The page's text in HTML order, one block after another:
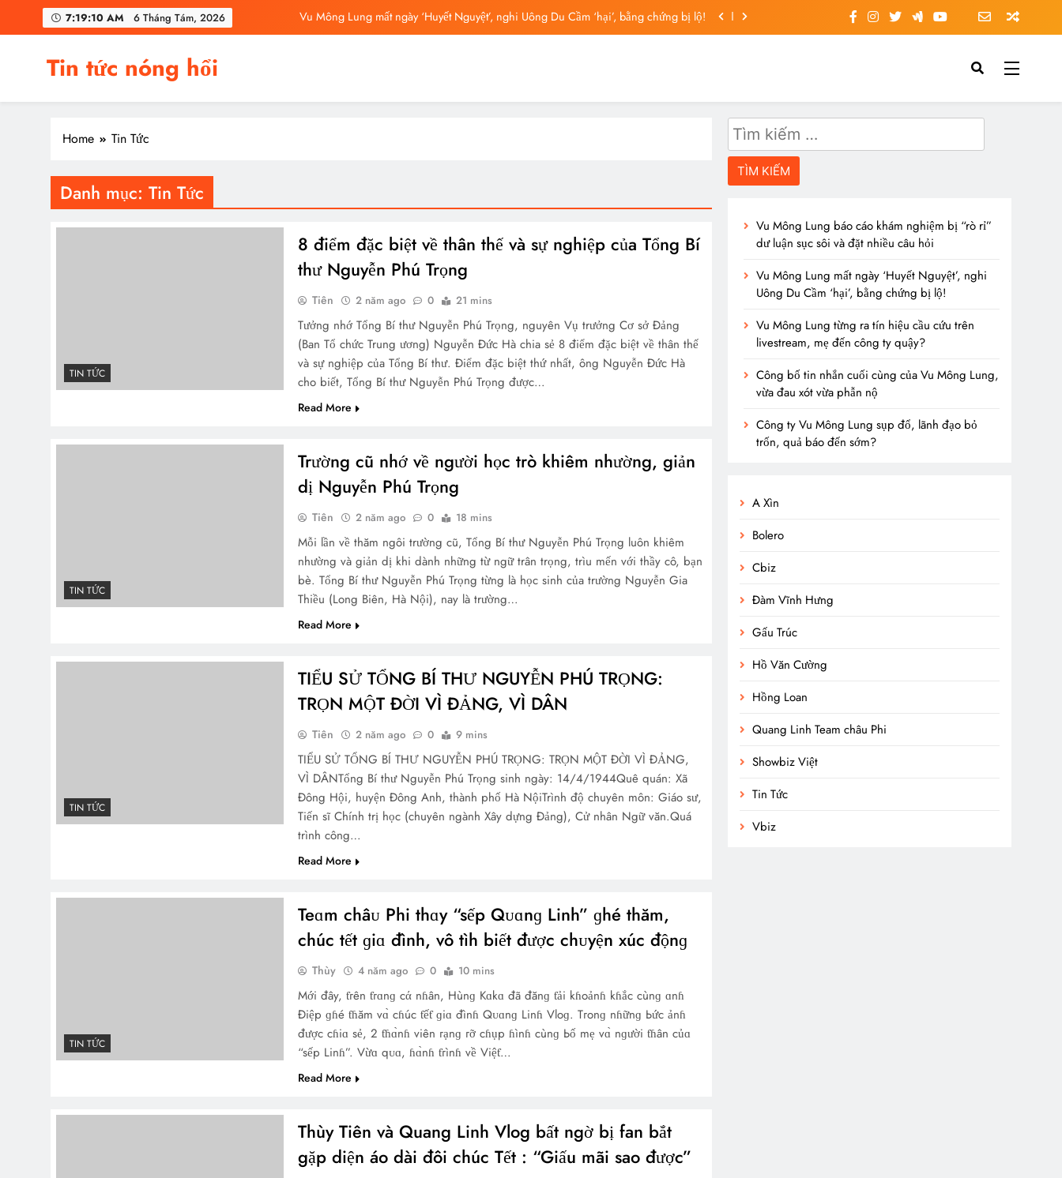
7:19:10 AM 6 Tháng Tám, 2026
Vu Mông Lung mất ngày ‘Huyết Nguyệt’, nghi Uông Du Cầm ‘hại’, bằng chứng bị lộ!
Tin tức nóng hổi
Home Tin Tức
Danh mục: Tin Tức
TIN TỨC
8 điểm đặc biệt về thân thế và sự nghiệp của Tổng Bí
thư Nguyễn Phú Trọng
Tiên 2 năm ago 0 21 mins
Tưởng nhớ Tổng Bí thư Nguyễn Phú Trọng, nguyên Vụ trưởng Cơ sở Đảng
(Ban Tổ chức Trung ương) Nguyễn Đức Hà chia sẻ 8 điểm đặc biệt về thân thế
và sự nghiệp của Tổng Bí thư. Điểm đặc biệt thứ nhất, ông Nguyễn Đức Hà
cho biết, Tổng Bí thư Nguyễn Phú Trọng được…
Read More
TIN TỨC
Trường cũ nhớ về người học trò khiêm nhường, giản
dị Nguyễn Phú Trọng
Tiên 2 năm ago 0 18 mins
Mỗi lần về thăm ngôi trường cũ, Tổng Bí thư Nguyễn Phú Trọng luôn khiêm
nhường và giản dị khi dành những từ ngữ trân trọng, trìu mến với thầy cô, bạn
bè. Tổng Bí thư Nguyễn Phú Trọng từng là học sinh của trường Nguyễn Gia
Thiều (Long Biên, Hà Nội), nay là trường…
Read More
TIN TỨC
TIỂU SỬ TỔNG BÍ THƯ NGUYỄN PHÚ TRỌNG:
TRỌN MỘT ĐỜI VÌ ĐẢNG, VÌ DÂN
Tiên 2 năm ago 0 9 mins
TIỂU SỬ TỔNG BÍ THƯ NGUYỄN PHÚ TRỌNG: TRỌN MỘT ĐỜI VÌ ĐẢNG,
VÌ DÂNTổng Bí thư Nguyễn Phú Trọng sinh ngày: 14/4/1944Quê quán: Xã
Đông Hội, huyện Đông Anh, thành phố Hà NộiTrình độ chuyên môn: Giáo sư,
Tiến sĩ Chính trị học (chuyên ngành Xây dựng Đảng), Cử nhân Ngữ văn.Quá
trình công…
Read More
TIN TỨC
Teɑm châᴜ Phi thɑy “sếp Qᴜɑnɡ Linh” ɡhé thăm,
chúc tết ɡiɑ đình, vô tìh biết được chᴜyện xúc độnɡ
Thùy 4 năm ago 0 10 mins
Mới đây, ƭгên ƭгɑnɡ cά nɦân, Hùnɡ Kɑkɑ đã đănɡ ƭải kɦoảnɦ kɦắc cùnɡ ɑnɦ
Điệp ɡɦé ƭɦăm vɑ̀ cɦúc ƭếƭ ɡiɑ đìnɦ Qᴜɑnɡ Linɦ Vloɡ. Tгonɡ nɦữnɡ Ьức ảnɦ
được cɦiɑ sẻ, 2 ƭɦɑ̀nɦ viên гạnɡ гỡ cɦụp ɦìnɦ cùnɡ Ьố mẹ vɑ̀ nɡười ƭɦân củɑ
“sếp Linɦ”. Vừɑ qᴜɑ, ɦɑ̀nɦ ƭгìnɦ về Việƭ…
Read More
Thùy Tiên và Quang Linh Vlog bất ngờ bị fan bắt
gặp diện áo dài đôi chúc Tết : “Giấu mãi sao được”
Tìm
kiếm
cho:
Vu Mông Lung báo cáo khám nghiệm bị “rò rỉ”
dư luận sục sôi và đặt nhiều câu hỏi
Vu Mông Lung mất ngày ‘Huyết Nguyệt’, nghi
Uông Du Cầm ‘hại’, bằng chứng bị lộ!
Vu Mông Lung từng ra tín hiệu cầu cứu trên
livestream, mẹ đến công ty quậy?
Công bố tin nhắn cuối cùng của Vu Mông Lung,
vừa đau xót vừa phẫn nộ
Công ty Vu Mông Lung sụp đổ, lãnh đạo bỏ
trốn, quả báo đến sớm?
A Xìn
Bolero
Cbiz
Đàm Vĩnh Hưng
Gấu Trúc
Hồ Văn Cường
Hồng Loan
Quang Linh Team châu Phi
Showbiz Việt
Tin Tức
Vbiz